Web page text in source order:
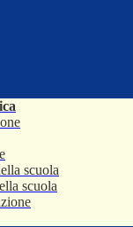
scuola
scuola